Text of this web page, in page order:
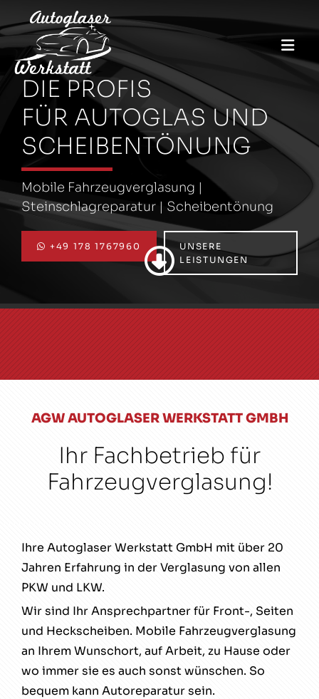
Zum Inhalt springen
DIE PROFIS
FÜR AUTOGLAS UND
SCHEIBENTÖNUNG
Mobile Fahrzeugverglasung |
Steinschlagreparatur | Scheibentönung
+49 178 1767960
UNSERE
LEISTUNGEN

AGW AUTOGLASER WERKSTATT GMBH
Ihr Fachbetrieb für
Fahrzeugverglasung!
Ihre Autoglaser Werkstatt GmbH mit über 20
Jahren Erfahrung in der Verglasung von allen
PKW und LKW.
Wir sind Ihr Ansprechpartner für Front-, Seiten
und Heckscheiben. Mobile Fahrzeugverglasung
an Ihrem Wunschort, auf Arbeit, zu Hause oder
wo immer sie es auch sonst wünschen. So
bequem kann Autoreparatur sein.